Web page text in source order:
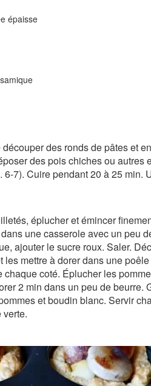
épaisse
des ronds de pâtes et
des pois chiches ou autres
6-7). Cuire pendant 20 à 25 min.
éplucher et émincer
une casserole avec un peu
ajouter le sucre roux. Saler.
mettre à dorer dans une
coté. Éplucher les
2 min dans un peu de beurre.
et boudin blanc. Servir
verte.